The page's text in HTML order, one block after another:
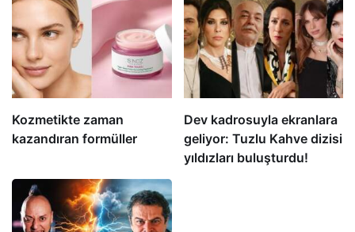
Kozmetikte zaman
kazandıran formüller
Dev kadrosuyla ekranlara
geliyor: Tuzlu Kahve dizisi
yıldızları buluşturdu!